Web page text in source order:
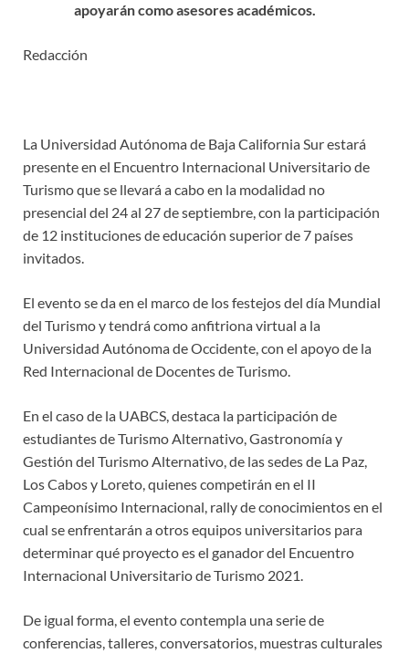
apoyarán como asesores académicos.
Redacción
La Universidad Autónoma de Baja California Sur estará
presente en el Encuentro Internacional Universitario de
Turismo que se llevará a cabo en la modalidad no
presencial del 24 al 27 de septiembre, con la participación
de 12 instituciones de educación superior de 7 países
invitados.
El evento se da en el marco de los festejos del día Mundial
del Turismo y tendrá como anfitriona virtual a la
Universidad Autónoma de Occidente, con el apoyo de la
Red Internacional de Docentes de Turismo.
En el caso de la UABCS, destaca la participación de
estudiantes de Turismo Alternativo, Gastronomía y
Gestión del Turismo Alternativo, de las sedes de La Paz,
Los Cabos y Loreto, quienes competirán en el II
Campeonísimo Internacional, rally de conocimientos en el
cual se enfrentarán a otros equipos universitarios para
determinar qué proyecto es el ganador del Encuentro
Internacional Universitario de Turismo 2021.
De igual forma, el evento contempla una serie de
conferencias, talleres, conversatorios, muestras culturales